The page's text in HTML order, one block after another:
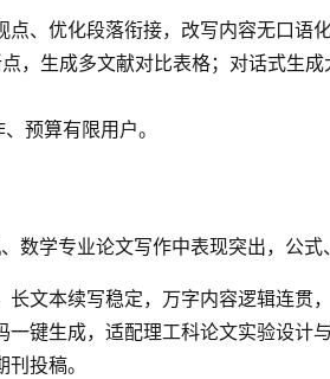
、优化段落衔接，改写内容无口语
，生成多文献对比表格；对话式生
预算有限用户。
数学专业论文写作中表现突出，公式
长文本续写稳定，万字内容逻辑连贯
键生成，适配理工科论文实验设计
投稿。